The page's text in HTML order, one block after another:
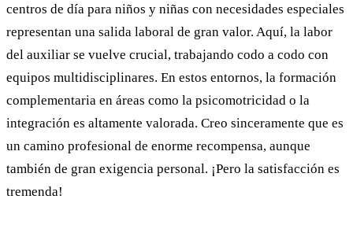
centros de día para niños y niñas con necesidades especiales
representan una salida laboral de gran valor. Aquí, la labor
del auxiliar se vuelve crucial, trabajando codo a codo con
equipos multidisciplinares. En estos entornos, la formación
complementaria en áreas como la psicomotricidad o la
integración es altamente valorada. Creo sinceramente que es
un camino profesional de enorme recompensa, aunque
también de gran exigencia personal. ¡Pero la satisfacción es
tremenda!